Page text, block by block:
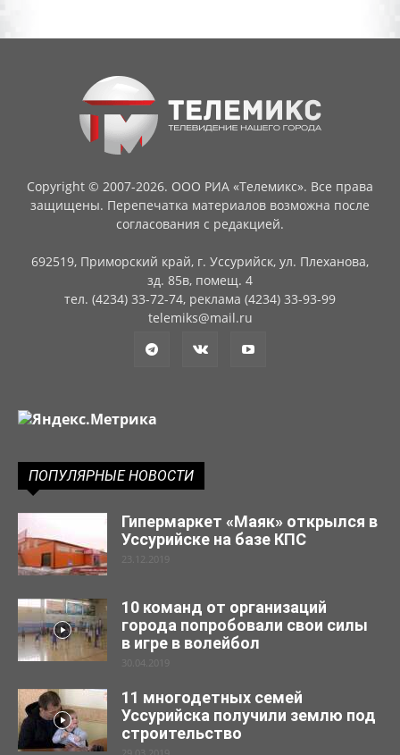
Copyright © 2007-2026. ООО РИА «Телемикс». Все права
защищены. Перепечатка материалов возможна после
согласования с редакцией.
692519, Приморский край, г. Уссурийск, ул. Плеханова,
зд. 85в, помещ. 4
тел. (4234) 33-72-74, реклама (4234) 33-93-99
telemiks@mail.ru
ПОПУЛЯРНЫЕ НОВОСТИ
Гипермаркет «Маяк» открылся в
Уссурийске на базе КПС
23.12.2019
10 команд от организаций
города попробовали свои силы
в игре в волейбол
30.04.2019
11 многодетных семей
Уссурийска получили землю под
строительство